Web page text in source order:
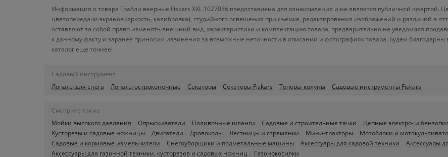
Информация о товаре Грабли веерные Fiskars XXL 1027036 предоставлена для ознакомления и не является публичной офертой.
цветопередачи экранов (яркость, калибровка), студийного освещения при съемке, редактирования изображений и различий в
оставляют за собой право изменять внешний вид, характеристики и комплектацию товара, предварительно не уведомляя
к данному факту и заранее приносим извинения за возможные неточности в описании и фотографиях товара. Будем
каталог еще точнее!
Садовый инструмент
Лопаты для снега
Лопаты остроконечные Секаторы Секаторы Fiskars Топоры-колуны Садовые инструменты Fiskars
Смотрите также
Мойки высокого давления
Опрыскиватели Поливочные шланги Садовые и строительные тачки Цепные электро- и
Кусторезы и садовые ножницы
Двигатели Дровоколы Лестницы и стремянки Мини-тракторы Мотоблоки и
Садовые и кормовые измельчители
Снегоуборщики и подметальные машины Аксессуары для садовой техники Аксессуары
Аксессуары для газонной техники, кусторезов и садовых ножниц
Газонокосилки